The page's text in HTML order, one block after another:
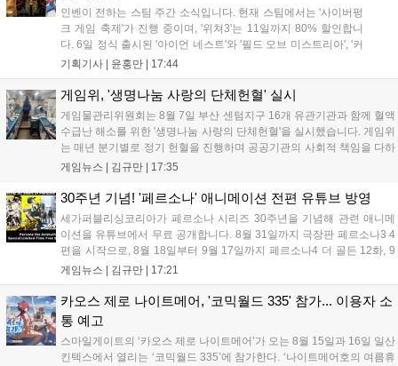
인벤이 전하는 스팀 주간 소식입니다. 현재 스팀에서는 '사이버펑
크 게임 축제'가 진행 중이며, '위쳐3'는 11일까지 80% 할인합니
다. 6일 정식 출시된 '아이언 네스트'와 '필드 오브 미스트리아', '커
세어 코브'가 호평받고 있습니다. 한편, 7일 출시된 '마블 투혼'은
다. 유비소프트의 '고스트리콘: 와일드랜드'는 7년 만의 대규모 업
데이트 '라스트 라이츠'와 함께 95% 할인 중입니다....
기획기사 | 윤홍만 17:44
게임위, '생명나눔 사랑의 단체헌혈' 실시
게임물관리위원회는 8월 7일 부산 센텀지구 16개 유관기관과 함께 혈액
수급난 해소를 위한 '생명나눔 사랑의 단체헌혈'을 실시했습니다. 게임위
는 매년 분기별로 정기 헌혈을 진행하며 공공기관의 사회적 책임을 다하
고 있으며, 이번 행사에는 영화진흥위원회 등 14개 기관 임직원이 동참
따뜻한 실천에 참여한 모든 임직원에게 감사의 뜻을 전하며 헌혈 문화
확산에 앞장섰습니다....
게임뉴스 | 김규만 17:35
30주년 기념! '페르소나' 애니메이션 전편 유튜브 방영
세가퍼블리싱코리아가 페르소나 시리즈 30주년을 기념해 관련 애니메
이션을 유튜브에서 무료 공개합니다. 8월 31일까지 극장판 페르소나3 4
편을 시작으로, 8월 18일부터 9월 17일까지 페르소나4 더 골든 12화, 9
월 15일부터 10월 14일까지 페르소나5 시리즈가 순차 공개됩니다. 또한
영상 및 대형 전광판에 소개될 예정입니다....
게임뉴스 | 김규만 17:21
카오스 제로 나이트메어, '코믹월드 335' 참가... 이용자 소
통 예고
스마일게이트의 ‘카오스 제로 나이트메어’가 오는 8월 15일과 16일 일산
킨텍스에서 열리는 ‘코믹월드 335’에 참가한다. ‘나이트메어호의 여름휴